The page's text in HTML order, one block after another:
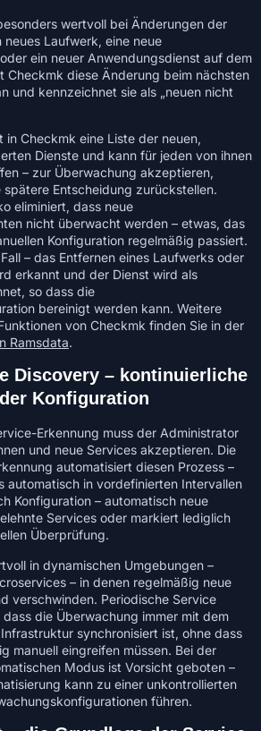
wertvoll bei Änderungen der
neues Laufwerk, eine neue
ein neuer Anwendungsdienst auf dem
Checkmk diese Änderung beim nächsten
und kennzeichnet sie als „neuen nicht
in Checkmk eine Liste der neuen,
Dienste und kann für jeden von ihnen
– zur Überwachung akzeptieren,
Entscheidung zurückstellen.
eliminiert, dass neue
nicht überwacht werden – etwas, das
Konfiguration regelmäßig passiert.
– das Entfernen eines Laufwerks oder
erkannt und der Dienst wird als
so dass die
bereinigt werden kann. Weitere
von Checkmk finden Sie in der
Ramsdata.
Discovery – kontinuierliche
Konfiguration
Erkennung muss der Administrator
und neue Services akzeptieren. Die
automatisiert diesen Prozess –
automatisch in vordefinierten Intervallen
Konfiguration – automatisch neue
Services oder markiert lediglich
Überprüfung.
in dynamischen Umgebungen –
– in denen regelmäßig neue
verschwinden. Periodische Service
die Überwachung immer mit dem
synchronisiert ist, ohne dass
manuell eingreifen müssen. Bei der
Modus ist Vorsicht geboten –
kann zu einer unkontrollierten
führen.